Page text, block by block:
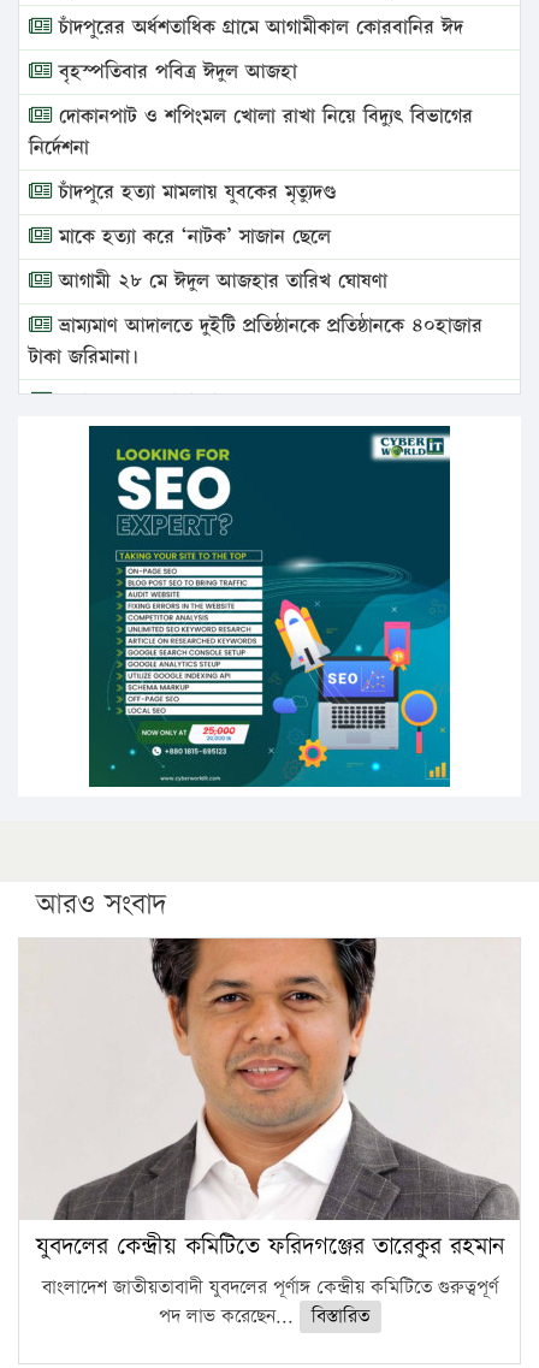
চাঁদপুরের অর্ধশতাধিক গ্রামে আগামীকাল কোরবানির ঈদ
বৃহস্পতিবার পবিত্র ঈদুল আজহা
দোকানপাট ও শপিংমল খোলা রাখা নিয়ে বিদ্যুৎ বিভাগের
নির্দেশনা
চাঁদপুরে হত্যা মামলায় যুবকের মৃত্যুদণ্ড
মাকে হত্যা করে ‘নাটক’ সাজান ছেলে
আগামী ২৮ মে ঈদুল আজহার তারিখ ঘোষণা
ভ্রাম্যমাণ আদালতে দুইটি প্রতিষ্ঠানকে প্রতিষ্ঠানকে ৪০হাজার
টাকা জরিমানা।
এবার লঞ্চের ভাড়া বাড়ল
১৭ থেকে ২১ শতাংশ বিদ্যুতের দাম বাড়ানোর প্রস্তাব পিডিবির
১৬ মে চাঁদপুর ও ২৫ মে ফেনী সফরে যাবেন প্রধানমন্ত্রী
উচ্চশিক্ষায় গৌরবময় অর্জন: পূর্ণ স্কলারশিপে যুক্তরাষ্ট্রে
পিএইচডি করছেন কুয়েটের কৃতি…
সারা দেশে বজ্রাঘাতে ১৪ জনের প্রাণহানি
কঠোর হচ্ছে এসএসসি ও এইচএসসি পরীক্ষা
ফরিদগঞ্জে আগুনে পুড়লো ৬ ব্যবসা প্রতিষ্ঠান
আরও সংবাদ
যুবদলের কেন্দ্রীয় কমিটিতে ফরিদগঞ্জের তারেকুর রহমান
বাংলাদেশ জাতীয়তাবাদী যুবদলের পূর্ণাঙ্গ কেন্দ্রীয় কমিটিতে গুরুত্বপূর্ণ
পদ লাভ করেছেন...
বিস্তারিত